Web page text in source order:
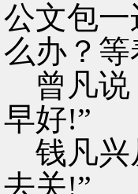
公文包
么办？
曾凡说
早好!”
钱凡兴
去关!”